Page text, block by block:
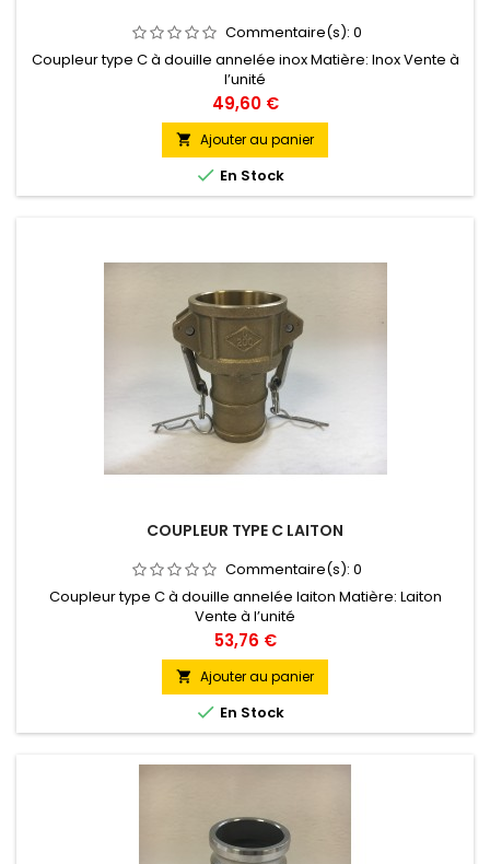
Commentaire(s): 0
Coupleur type C à douille annelée inox Matière: Inox Vente à
l’unité
Prix
49,60 €
 Ajouter au panier
 En Stock
COUPLEUR TYPE C LAITON
Commentaire(s): 0
Coupleur type C à douille annelée laiton Matière: Laiton
Vente à l’unité
Prix
53,76 €
 Ajouter au panier
 En Stock